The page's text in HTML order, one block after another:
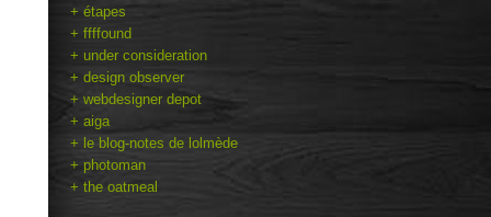
+ étapes
+ ffffound
+ under consideration
+ design observer
+ webdesigner depot
+ aiga
+ le blog-notes de lolmède
+ photoman
+ the oatmeal